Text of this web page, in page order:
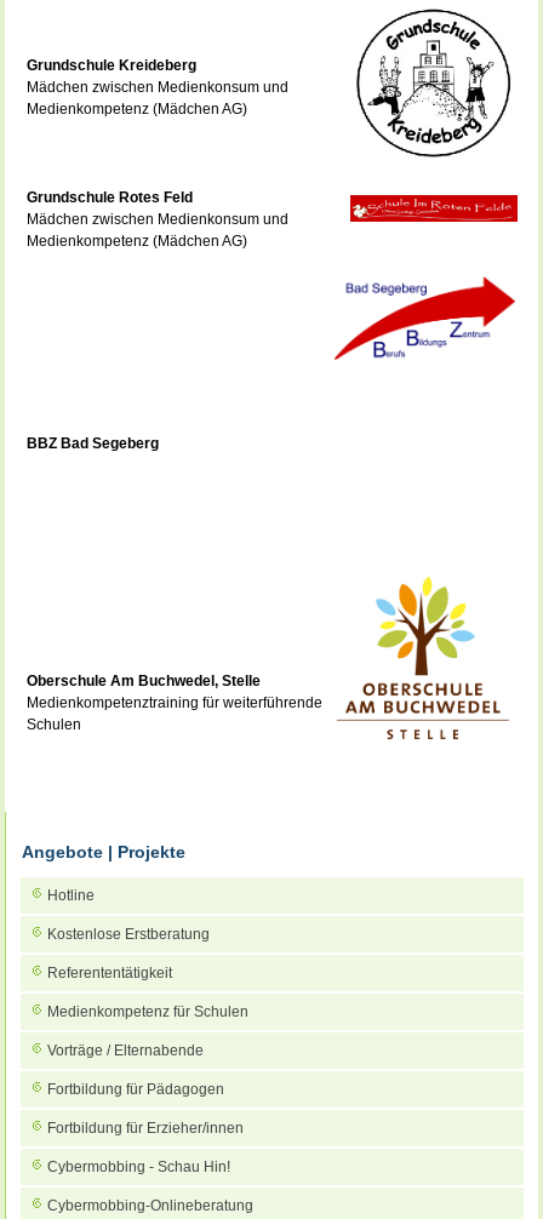
Grundschule Kreideberg
Mädchen zwischen Medienkonsum und
Medienkompetenz (Mädchen AG)
Grundschule Rotes Feld
Mädchen zwischen Medienkonsum und
Medienkompetenz (Mädchen AG)
BBZ Bad Segeberg
Oberschule Am Buchwedel, Stelle
Medienkompetenztraining für weiterführende
Schulen
Angebote | Projekte
Hotline
Kostenlose Erstberatung
Referententätigkeit
Medienkompetenz für Schulen
Vorträge / Elternabende
Fortbildung für Pädagogen
Fortbildung für Erzieher/innen
Cybermobbing - Schau Hin!
Cybermobbing-Onlineberatung